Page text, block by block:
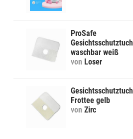
ProSafe
Gesichtsschutztuch
waschbar weiß
von Loser
Gesichtsschutztuch
Frottee gelb
von Zirc